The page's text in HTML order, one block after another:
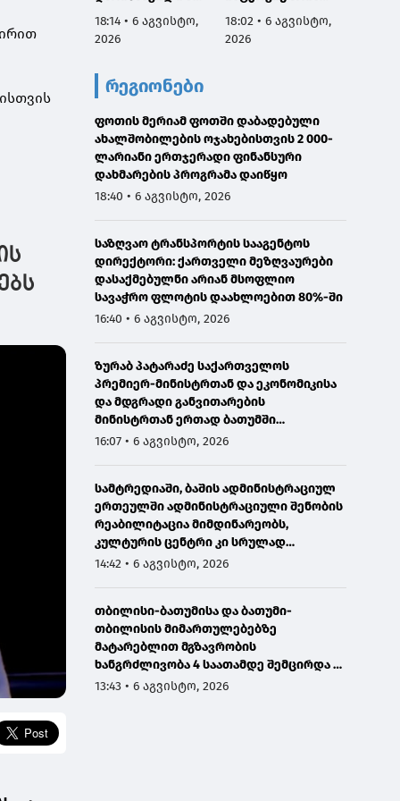
აგვისტოს
ნამდვილად
რამდენიმე კვირით
ადრე დაგეგმილ
გამოკვლევაზე
18:14 • 6 აგვისტო,
2026
სამარცხვინო
სადაც აფხაზებს
18:02 • 6 აგვისტო,
2026
რეგიონები
ფოთის მერიამ ფოთში დაბადებული
ახალშობილების ოჯახებისთვის 2 000-
ლარიანი ერთჯერადი ფინანსური
დახმარების პროგრამა დაიწყო
18:40 • 6 აგვისტო, 2026
საზღვაო ტრანსპორტის სააგენტოს
დირექტორი: ქართველი მეზღვაურები
დასაქმებულნი არიან მსოფლიო
სავაჭრო ფლოტის დაახლოებით 80%-ში
16:40 • 6 აგვისტო, 2026
ზურაბ პატარაძე საქართველოს
პრემიერ-მინისტრთან და ეკონომიკისა
და მდგრადი განვითარების
მინისტრთან ერთად ბათუმში
მნიშვნელოვან ინფრასტრუქტურულ
16:07 • 6 აგვისტო, 2026
სამტრედიაში, ბაშის ადმინისტრაციულ
ერთეულში ადმინისტრაციული შენობის
რეაბილიტაცია მიმდინარეობს,
კულტურის ცენტრი კი სრულად
განახლდა
14:42 • 6 აგვისტო, 2026
თბილისი-ბათუმისა და ბათუმი-
თბილისის მიმართულებებზე
მატარებლით მგზავრობის
ხანგრძლივობა 4 საათამდე შემცირდა -
თბილისი-ბათუმი-თბილისის
13:43 • 6 აგვისტო, 2026